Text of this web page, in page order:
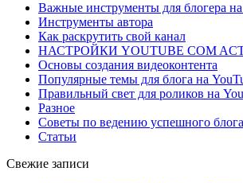
Важные инструменты для блогера
Инструменты автора
Как раскрутить свой канал
НАСТРОЙКИ YOUTUBE COM
Основы создания видеоконтента
Популярные темы для блога на
Правильный свет для роликов на
Разное
Советы по ведению успешного
Статьи
Свежие записи